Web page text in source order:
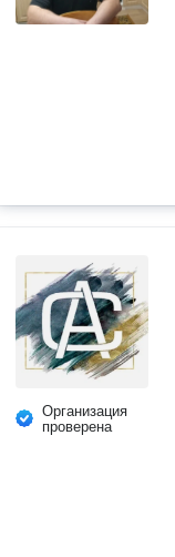
Организация
проверена